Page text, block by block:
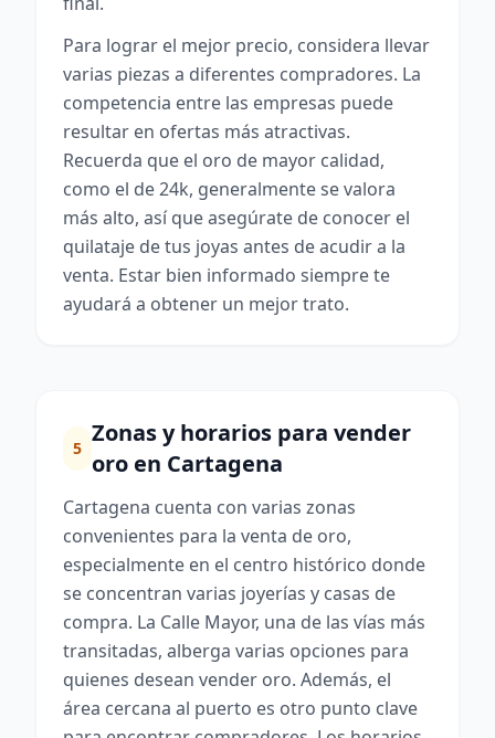
Para lograr el mejor precio, considera llevar
varias piezas a diferentes compradores. La
competencia entre las empresas puede
resultar en ofertas más atractivas.
Recuerda que el oro de mayor calidad,
como el de 24k, generalmente se valora
más alto, así que asegúrate de conocer el
quilataje de tus joyas antes de acudir a la
venta. Estar bien informado siempre te
ayudará a obtener un mejor trato.
5
Zonas y horarios para vender
oro en Cartagena
Cartagena cuenta con varias zonas
convenientes para la venta de oro,
especialmente en el centro histórico donde
se concentran varias joyerías y casas de
compra. La Calle Mayor, una de las vías más
transitadas, alberga varias opciones para
quienes desean vender oro. Además, el
área cercana al puerto es otro punto clave